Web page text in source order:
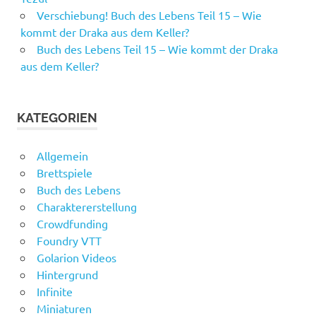
Verschiebung! Buch des Lebens Teil 15 – Wie
kommt der Draka aus dem Keller?
Buch des Lebens Teil 15 – Wie kommt der Draka
aus dem Keller?
KATEGORIEN
Allgemein
Brettspiele
Buch des Lebens
Charaktererstellung
Crowdfunding
Foundry VTT
Golarion Videos
Hintergrund
Infinite
Miniaturen